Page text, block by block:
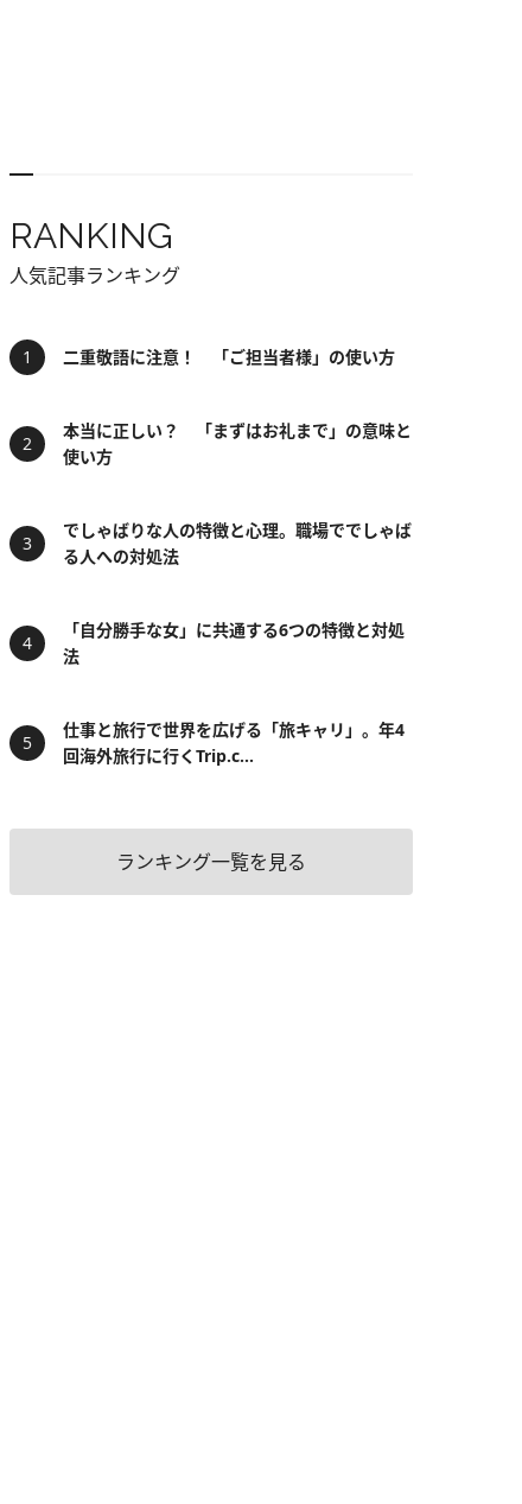
RANKING
人気記事ランキング
二重敬語に注意！ 「ご担当者様」の使い方
本当に正しい？ 「まずはお礼まで」の意味と
使い方
でしゃばりな人の特徴と心理。職場ででしゃば
る人への対処法
「自分勝手な女」に共通する6つの特徴と対処
法
仕事と旅行で世界を広げる「旅キャリ」。年4
回海外旅行に行くTrip.c...
ランキング一覧を見る